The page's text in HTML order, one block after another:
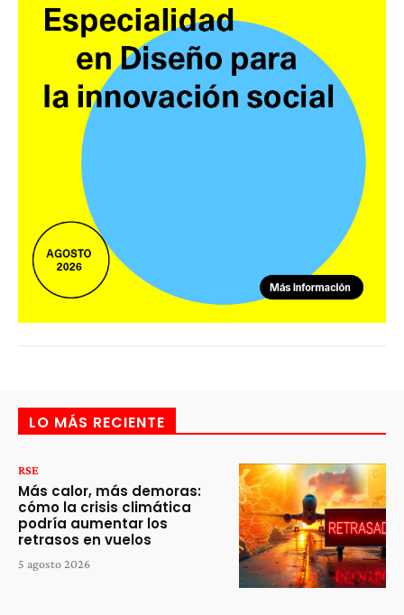
LO MÁS RECIENTE
RSE
Más calor, más demoras:
cómo la crisis climática
podría aumentar los
retrasos en vuelos
5 agosto 2026